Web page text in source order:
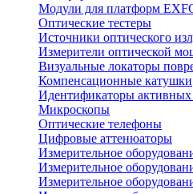
Модули для платформ
Оптические тестеры
Источники оптического
Измерители оптической
Визуальные локаторы
Компенсационные катушки
Идентификаторы активных
Микроскопы
Оптические телефоны
Цифровые аттенюаторы
Измерительное
Измерительное
Измерительное